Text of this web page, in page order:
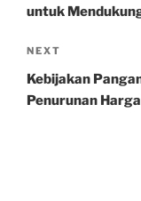
untuk
Next
Post
NEXT
Kebijakan
Penurunan Harga